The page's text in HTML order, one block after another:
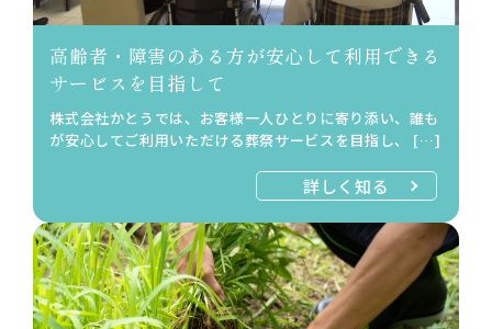
高齢者・障害のある方が安心して利用できる
サービスを目指して
株式会社かとうでは、お客様一人ひとりに寄り添い、誰も
が安心してご利用いただける葬祭サービスを目指し、 […]
詳しく知る